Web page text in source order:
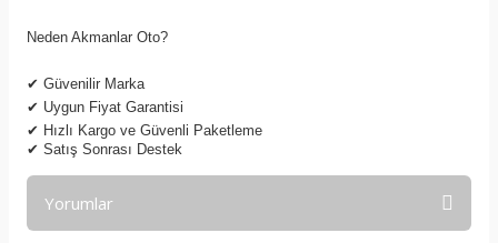
Neden Akmanlar Oto?
✔ Güvenilir Marka
✔ Uygun Fiyat Garantisi
✔ Hızlı Kargo ve Güvenli Paketleme
✔ Satış Sonrası Destek
Yorumlar